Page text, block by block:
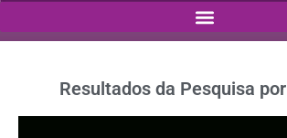
Resultados da Pesquisa